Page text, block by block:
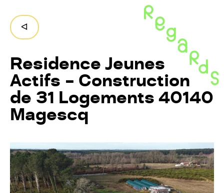
ruralités
Aquitaine
Retour
ᐊ
Residence Jeunes
Actifs – Construction
de 31 Logements 40140
Magescq